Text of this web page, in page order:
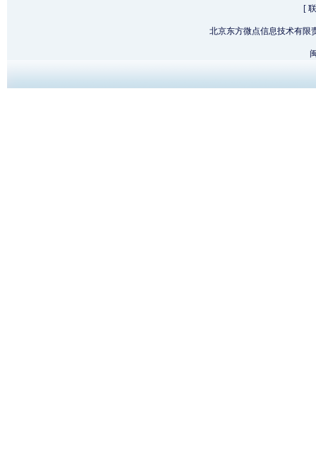
[
北京东方微点信息技术有限